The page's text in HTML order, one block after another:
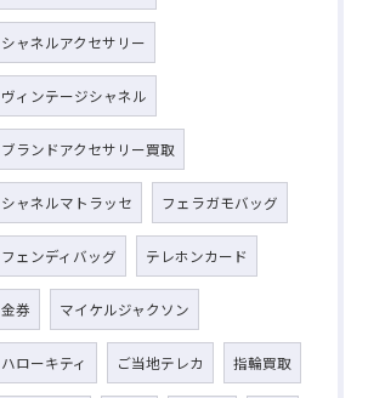
シャネルアクセサリー
ヴィンテージシャネル
ブランドアクセサリー買取
シャネルマトラッセ フェラガモバッグ
フェンディバッグ テレホンカード
金券 マイケルジャクソン
ハローキティ ご当地テレカ 指輪買取